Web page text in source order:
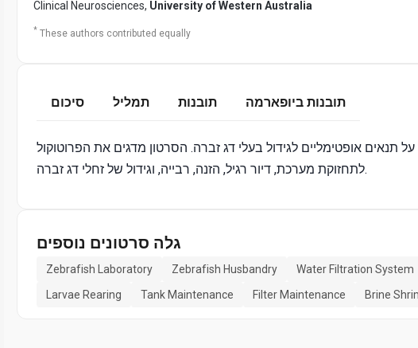
Clinical Neurosciences, University of Western Australia
* These authors contributed equally
סיכום תמליל תובנות תובנות ביופארמה
תנאים אופטימליים לגידול בעלי דג זברה. הסרטון מדגים את הפרוטוקול
לתחזוקת מערכת, דיור רגיל, הזנה, רבייה, וגידול של זחלי דג זברה.
גלה סרטונים נוספים
Zebrafish Laboratory Zebrafish Husbandry Water Filtration System
Larvae Rearing
Tank Maintenance Filter Maintenance Brine